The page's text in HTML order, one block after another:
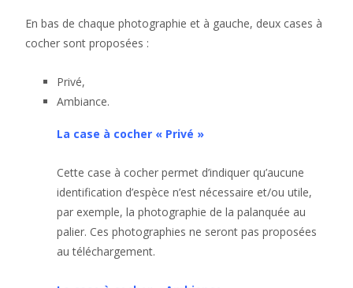
En bas de chaque photographie et à gauche, deux cases à
cocher sont proposées :
Privé,
Ambiance.
La case à cocher « Privé »
Cette case à cocher permet d’indiquer qu’aucune
identification d’espèce n’est nécessaire et/ou utile,
par exemple, la photographie de la palanquée au
palier. Ces photographies ne seront pas proposées
au téléchargement.